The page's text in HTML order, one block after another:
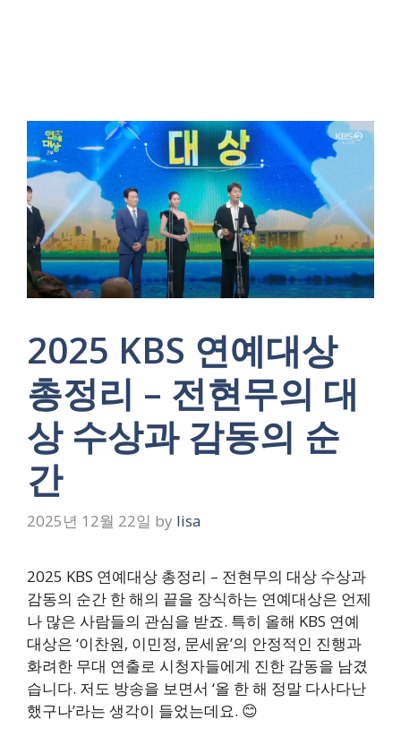
2025 KBS 연예대상
총정리 – 전현무의 대
상 수상과 감동의 순
간
2025년 12월 22일 by lisa
2025 KBS 연예대상 총정리 – 전현무의 대상 수상과
감동의 순간 한 해의 끝을 장식하는 연예대상은 언제
나 많은 사람들의 관심을 받죠. 특히 올해 KBS 연예
대상은 ‘이찬원, 이민정, 문세윤’의 안정적인 진행과
화려한 무대 연출로 시청자들에게 진한 감동을 남겼
습니다. 저도 방송을 보면서 ‘올 한 해 정말 다사다난
했구나’라는 생각이 들었는데요. 😊